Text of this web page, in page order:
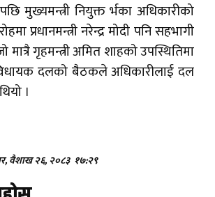
मुख्यमन्त्री नियुक्त र्भका अधिकारीको
प्रधानमन्त्री नरेन्द्र मोदी पनि सहभागी
मात्रै गृहमन्त्री अमित शाहको उपस्थितिमा
दलको बैठकले अधिकारीलाई दल
।
वैशाख २६, २०८३ १७:२९